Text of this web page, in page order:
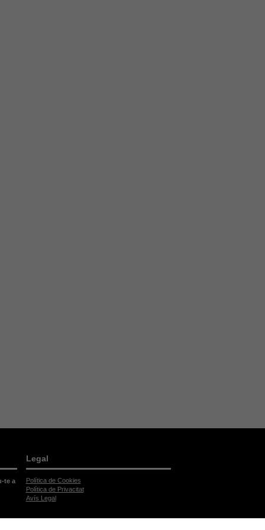
te a
Legal
Política de Cookies
Política de Privacitat
Avís Legal